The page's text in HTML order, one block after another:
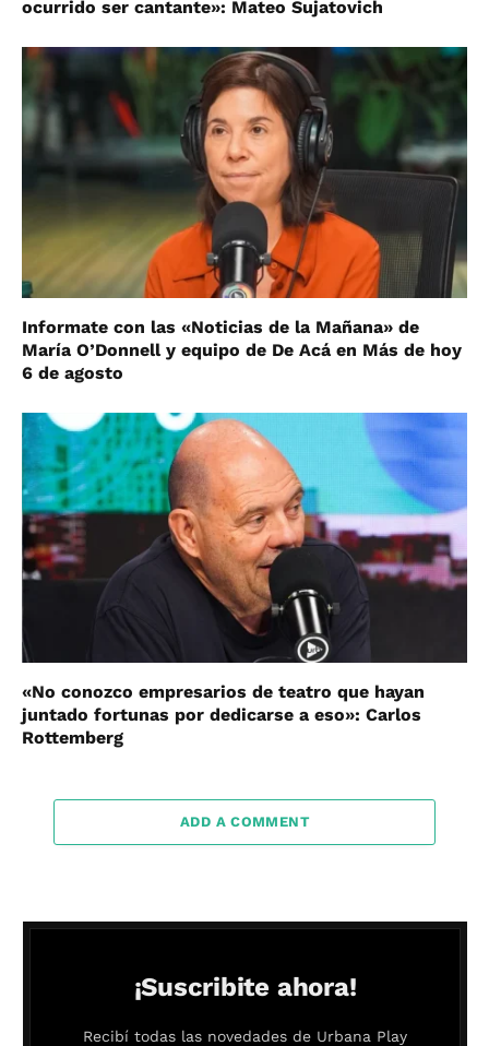
ocurrido ser cantante»: Mateo Sujatovich
Informate con las «Noticias de la Mañana» de
María O’Donnell y equipo de De Acá en Más de hoy
6 de agosto
«No conozco empresarios de teatro que hayan
juntado fortunas por dedicarse a eso»: Carlos
Rottemberg
ADD A COMMENT
¡Suscribite ahora!
Recibí todas las novedades de Urbana Play